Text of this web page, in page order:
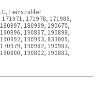
Feinstrahler
171978, 171986,
180999, 190670,
190897, 190898,
190993, 833009,
190982, 190983,
190802, 190882,